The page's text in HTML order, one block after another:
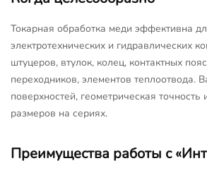
Токарная обработка меди эффективна
электротехнических и гидравлических
штуцеров, втулок, колец, контактных
переходников, элементов теплоотвода.
поверхностей, геометрическая точность
размеров на сериях.
Преимущества работы с